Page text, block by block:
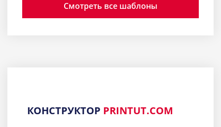
Смотреть все шаблоны
КОНСТРУКТОР PRINTUT.COM